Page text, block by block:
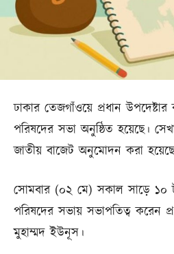
ঢাকার তেজগাঁওয়ে প্রধান উপদেষ্টার
পরিষদের সভা অনুষ্ঠিত হয়েছে।
জাতীয় বাজেট অনুমোদন করা
সোমবার (০২ মে) সকাল সাড়ে ১০
পরিষদের সভায় সভাপতিত্ব করেন
মুহাম্মদ ইউনূস।